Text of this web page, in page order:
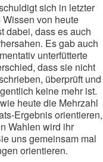
sich in letzter
von heute
dabei, dass es auch
Es gab auch
unterfütterte
dass sie nicht
überprüft und
keine mehr ist.
heute die Mehrzahl
Ergebnis orientieren,
Wahlen wird ihr
uns gemeinsam mal
orientieren.